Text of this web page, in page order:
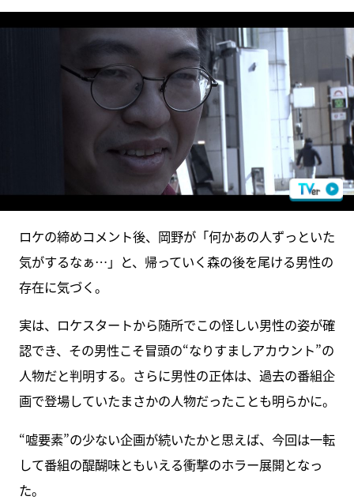
ロケの締めコメント後、岡野が「何かあの人ずっといた
気がするなぁ…」と、帰っていく森の後を尾ける男性の
存在に気づく。
実は、ロケスタートから随所でこの怪しい男性の姿が確
認でき、その男性こそ冒頭の“なりすましアカウント”の
人物だと判明する。さらに男性の正体は、過去の番組企
画で登場していたまさかの人物だったことも明らかに。
“嘘要素”の少ない企画が続いたかと思えば、今回は一転
して番組の醍醐味ともいえる衝撃のホラー展開となっ
た。